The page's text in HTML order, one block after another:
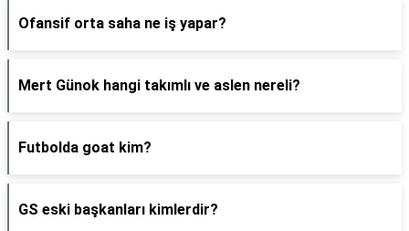
Ofansif orta saha ne iş yapar?
Mert Günok hangi takımlı ve aslen nereli?
Futbolda goat kim?
GS eski başkanları kimlerdir?